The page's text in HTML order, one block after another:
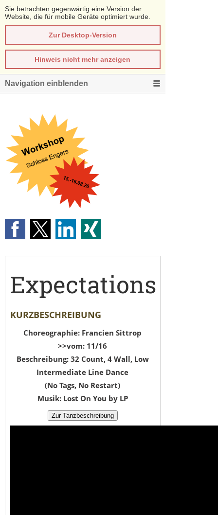
Sie betrachten gegenwärtig eine Version der
Website, die für mobile Geräte optimiert wurde.
Zur Desktop-Version
Hinweis nicht mehr anzeigen
Navigation einblenden
Expectations
KURZBESCHREIBUNG
Choreographie: Francien Sittrop
>>vom: 11/16
Beschreibung: 32 Count, 4 Wall, Low
Intermediate Line Dance
(No Tags, No Restart)
Musik: Lost On You by LP